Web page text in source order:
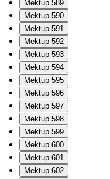
Mektup 589
Mektup 590
Mektup 591
Mektup 592
Mektup 593
Mektup 594
Mektup 595
Mektup 596
Mektup 597
Mektup 598
Mektup 599
Mektup 600
Mektup 601
Mektup 602